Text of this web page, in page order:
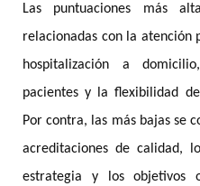
Las puntuaciones más
relacionadas con la atención
hospitalización a
pacientes y la flexibilidad
Por contra, las más bajas se
acreditaciones de calidad,
estrategia y los objetivos